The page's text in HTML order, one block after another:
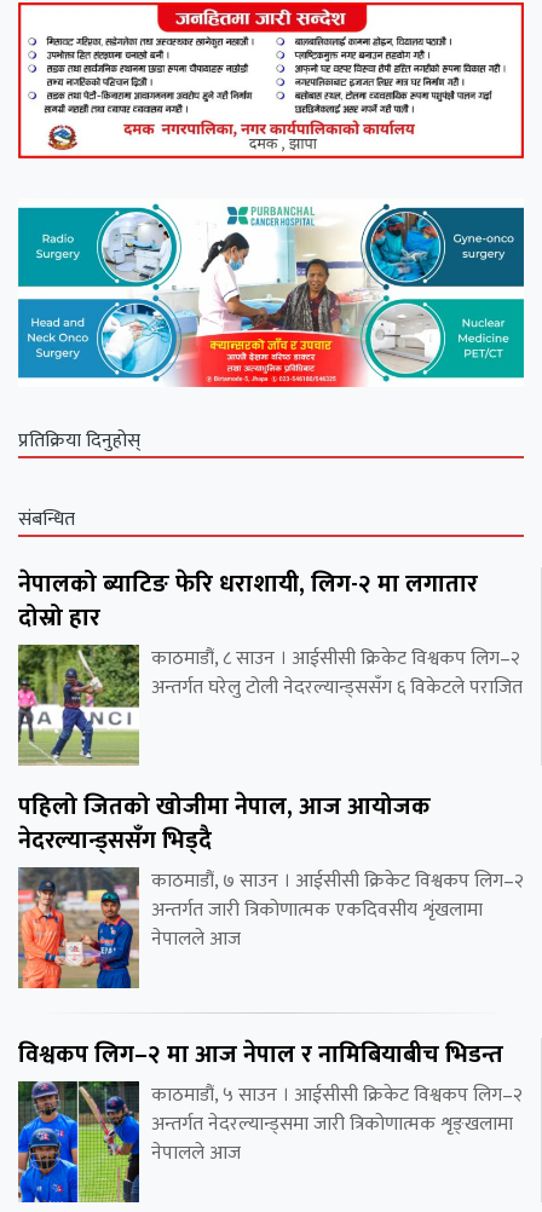
प्रतिक्रिया दिनुहोस्
संबन्धित
नेपालको ब्याटिङ फेरि धराशायी, लिग-२ मा लगातार
दोस्रो हार
काठमाडौं, ८ साउन । आईसीसी क्रिकेट विश्वकप लिग–२
अन्तर्गत घरेलु टोली नेदरल्यान्ड्ससँग ६ विकेटले पराजित
पहिलो जितको खोजीमा नेपाल, आज आयोजक
नेदरल्यान्ड्ससँग भिड्दै
काठमाडौं, ७ साउन । आईसीसी क्रिकेट विश्वकप लिग–२
अन्तर्गत जारी त्रिकोणात्मक एकदिवसीय शृंखलामा
नेपालले आज
विश्वकप लिग–२ मा आज नेपाल र नामिबियाबीच भिडन्त
काठमाडौं, ५ साउन । आईसीसी क्रिकेट विश्वकप लिग–२
अन्तर्गत नेदरल्यान्ड्समा जारी त्रिकोणात्मक शृङ्खलामा
नेपालले आज